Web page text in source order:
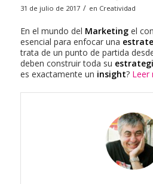
31 de julio de 2017 / en Creatividad
En el mundo del Marketingel
esencial para enfocar una
trata de un punto de partida
deben construir toda su
es exactamente un insight? Leer